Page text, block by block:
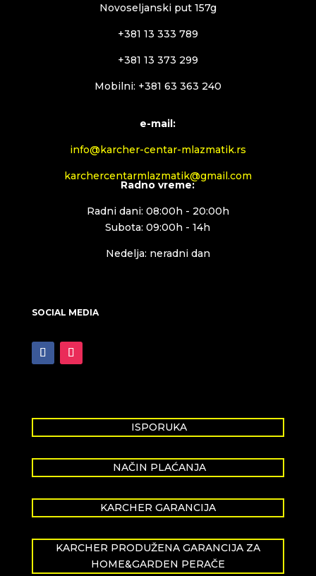
Novoseljanski put 157g
+381 13 333 789
+381 13 373 299
Mobilni: +381 63 363 240
e-mail:
info@karcher-centar-mlazmatik.rs
karchercentarmlazmatik@gmail.com
Radno vreme:
Radni dani: 08:00h - 20:00h
Subota: 09:00h - 14h
Nedelja: neradni dan
SOCIAL MEDIA
ISPORUKA
NAČIN PLAĆANJA
KARCHER GARANCIJA
KARCHER PRODUŽENA GARANCIJA ZA
HOME&GARDEN PERAČE